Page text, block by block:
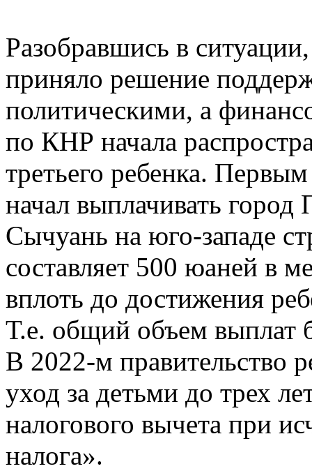
Разобравшись в
приняло решение
политическими, а
по КНР начала
третьего ребенка.
начал выплачивать
Сычуань на юго-западе
составляет 500 юаней в
вплоть до достижения
Т.е. общий объем выплат
В 2022-м правительство
уход за детьми до трех
налогового вычета при
налога».